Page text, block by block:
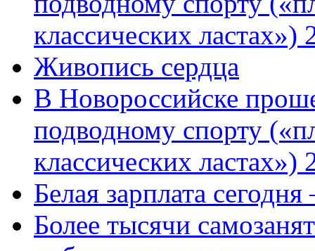
классических
Живопись сердца
В Новороссийске
подводному спорту
классических ластах»)
Белая зарплата
Более тысячи